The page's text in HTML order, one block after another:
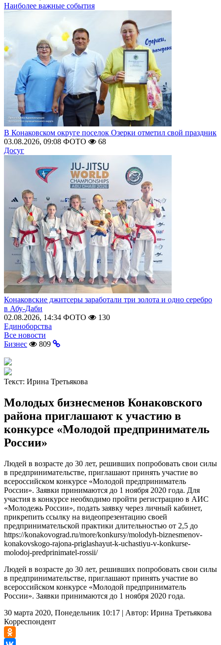
Наиболее важные события
В Конаковском округе поселок Озерки отметил свой праздник
03.08.2026, 09:08 ФОТО
68
Досуг
Конаковские джитсеры заработали три золота и одно серебро
в Абу-Даби
02.08.2026, 14:34 ФОТО
130
Единоборства
Все новости
Бизнес
809
Текст: Ирина Третьякова
Молодых бизнесменов Конаковского
района приглашают к участию в
конкурсе «Молодой предприниматель
России»
Людей в возрасте до 30 лет, решивших попробовать свои силы
в предпринимательстве, приглашают принять участие во
всероссийском конкурсе «Молодой предприниматель
России». Заявки принимаются до 1 ноября 2020 года. Для
участия в конкурсе необходимо пройти регистрацию в АИС
«Молодежь России», подать заявку через личный кабинет,
прикрепить ссылку на видеопрезентацию своей
предпринимательской практики длительностью от 2,5 до
https://konakovograd.ru/more/konkursy/molodyh-biznesmenov-
konakovskogo-rajona-priglashayut-k-uchastiyu-v-konkurse-
molodoj-predprinimatel-rossii/
Людей в возрасте до 30 лет, решивших попробовать свои силы
в предпринимательстве, приглашают принять участие во
всероссийском конкурсе «Молодой предприниматель
России». Заявки принимаются до 1 ноября 2020 года.
30 марта 2020, Понедельник 10:17 | Автор: Ирина Третьякова
Корреспондент